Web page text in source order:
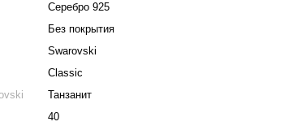
Серебро 925
Без покрытия
Swarovski
Classic
Танзанит
40